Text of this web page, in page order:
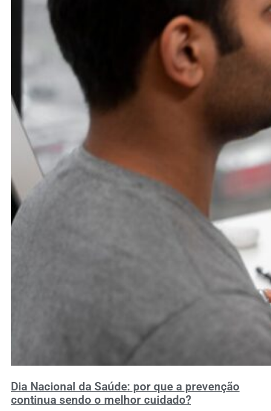
Dia Nacional da Saúde: por que a prevenção
continua sendo o melhor cuidado?